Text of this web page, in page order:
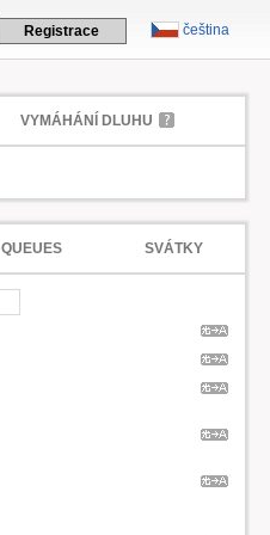
čeština
Registrace
VYMÁHÁNÍ DLUHU
QUEUES SVÁTKY